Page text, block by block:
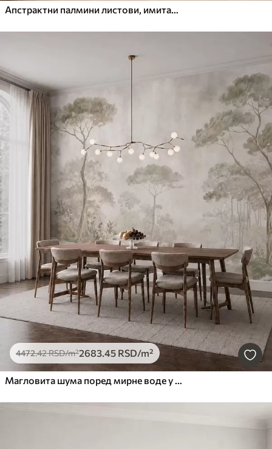
Апстрактни палмини листови, имитација слике
4472.42RSD/m²2683.45 RSD/m²
Магловита шума поред мирне воде у меким природним пастелним тоновима